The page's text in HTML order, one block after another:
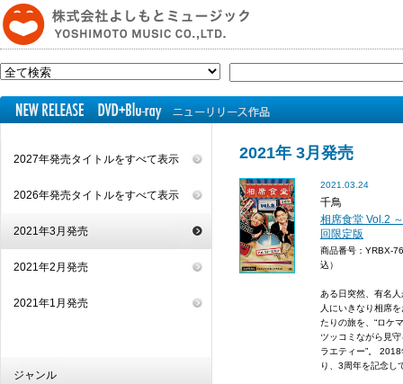
2027年発売タイトルをすべて表示
2026年発売タイトルをすべて表示
2021年3月発売
2021年2月発売
2021年1月発売
ジャンル
2021年 3月発売
2021.03.24
千鳥
相席食堂 Vol.2
回限定版
商品番号：YRBX-
込）
ある日突然、有名
人にいきなり相席
たりの旅を、“ロケ
ツッコミながら見
ラエティー”。
り、3周年を記念し